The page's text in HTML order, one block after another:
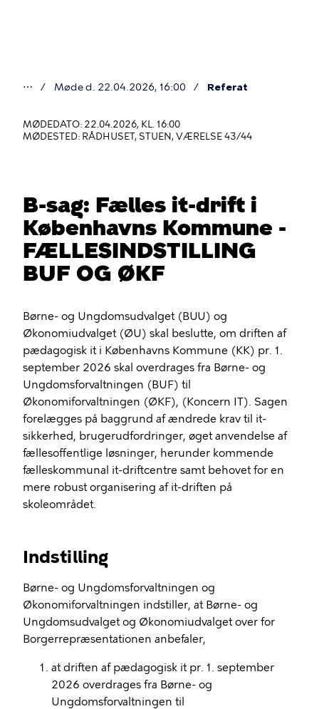
er
her
⋯ Møde d. 22.04.2026, 16:00 Referat
MØDEDATO: 22.04.2026, KL. 16:00
MØDESTED: RÅDHUSET, STUEN, VÆRELSE 43/44
B-sag: Fælles it-drift i
Københavns Kommune -
FÆLLESINDSTILLING
BUF OG ØKF
Børne- og Ungdomsudvalget (BUU) og
Økonomiudvalget (ØU) skal beslutte, om driften af
pædagogisk it i Københavns Kommune (KK) pr. 1.
september 2026 skal overdrages fra Børne- og
Ungdomsforvaltningen (BUF) til
Økonomiforvaltningen (ØKF), (Koncern IT). Sagen
forelægges på baggrund af ændrede krav til it-
sikkerhed, brugerudfordringer, øget anvendelse af
fællesoffentlige løsninger, herunder kommende
fælleskommunal it-driftcentre samt behovet for en
mere robust organisering af it-driften på
skoleområdet.
Indstilling
Børne- og Ungdomsforvaltningen og
Økonomiforvaltningen indstiller, at Børne- og
Ungdomsudvalget og Økonomiudvalget over for
Borgerrepræsentationen anbefaler,
at driften af pædagogisk it pr. 1. september
2026 overdrages fra Børne- og
Ungdomsforvaltningen til